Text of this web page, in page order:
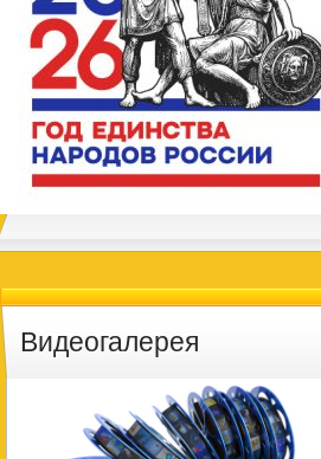
Видеогалерея